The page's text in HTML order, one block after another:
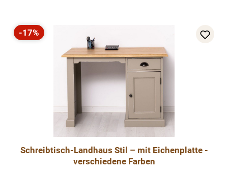
Rabatt
-17%
Schreibtisch-Landhaus Stil – mit Eichenplatte -
verschiedene Farben